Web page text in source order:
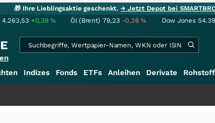
🎁 Ihre Lieblingsaktie geschenkt.→ Jetzt Depot bei
4.263,53 +0,39% Öl (Brent) 79,23 -0,26% Dow Jones
Indizes Fonds ETFs Anleihen Derivate